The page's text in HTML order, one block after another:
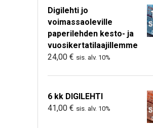
Digilehti jo
voimassaoleville
paperilehden kesto- ja
vuosikertatilaajillemme
24,00 € sis. alv. 10%
6 kk DIGILEHTI
41,00 € sis. alv. 10%